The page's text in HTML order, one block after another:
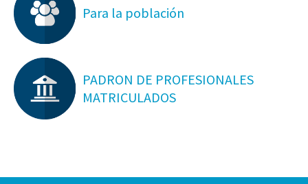
Para la población
PADRON DE PROFESIONALES
MATRICULADOS